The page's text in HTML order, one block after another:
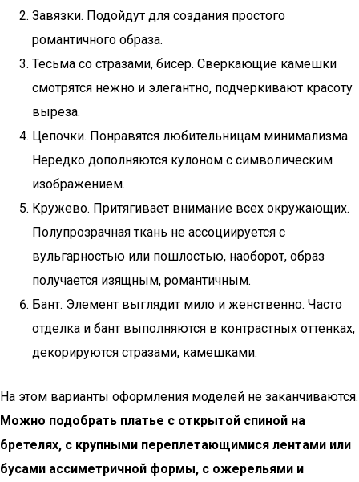
Завязки. Подойдут для создания простого
романтичного образа.
Тесьма со стразами, бисер. Сверкающие камешки
смотрятся нежно и элегантно, подчеркивают красоту
выреза.
Цепочки. Понравятся любительницам минимализма.
Нередко дополняются кулоном с символическим
изображением.
Кружево. Притягивает внимание всех окружающих.
Полупрозрачная ткань не ассоциируется с
вульгарностью или пошлостью, наоборот, образ
получается изящным, романтичным.
Бант. Элемент выглядит мило и женственно. Часто
отделка и бант выполняются в контрастных оттенках,
декорируются стразами, камешками.
На этом варианты оформления моделей не заканчиваются.
Можно подобрать платье с открытой спиной на
бретелях, с крупными переплетающимися лентами или
бусами ассиметричной формы, с ожерельями и